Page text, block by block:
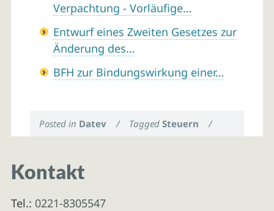
Verpachtung - Vorläufige…
Entwurf eines Zweiten Gesetzes zur
Änderung des…
BFH zur Bindungswirkung einer…
Posted in Datev / TaggedSteuern /
Kontakt
Tel.: 0221-8305547